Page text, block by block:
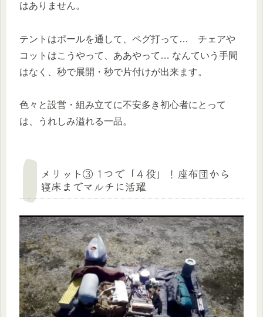
はありません。
テントはポールを通して、ペグ打って… チェアや
コットはこうやって、ああやって… なんていう手間
はなく、秒で展開・秒で片付けが出来ます。
色々と設営・組み立てに不安多き初心者にとって
は、うれしみ溢れる一品。
メリット③ 1つで「４役」！座布団から
寝床までマルチに活躍